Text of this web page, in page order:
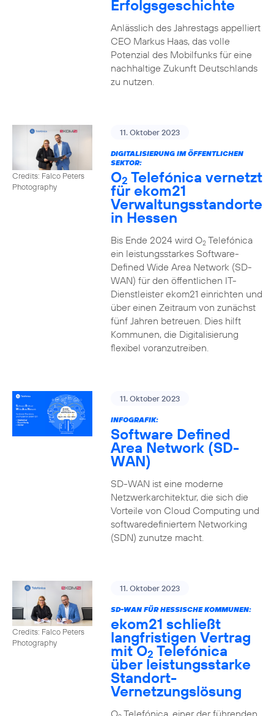
Erfolgsgeschichte
Anlässlich des Jahrestags appelliert
CEO Markus Haas, das volle
Potenzial des Mobilfunks für eine
nachhaltige Zukunft Deutschlands
zu nutzen.
Credits: Falco Peters
Photography
11. Oktober 2023
DIGITALISIERUNG IM ÖFFENTLICHEN
SEKTOR:
O2 Telefónica vernetzt
für ekom21
Verwaltungsstandorte
in Hessen
Bis Ende 2024 wird O2Telefónica
ein leistungsstarkes Software-
Defined Wide Area Network (SD-
WAN) für den öffentlichen IT-
Dienstleister ekom21 einrichten und
über einen Zeitraum von zunächst
fünf Jahren betreuen. Dies hilft
Kommunen, die Digitalisierung
flexibel voranzutreiben.
11. Oktober 2023
INFOGRAFIK:
Software Defined
Area Network (SD-
WAN)
SD-WAN ist eine moderne
Netzwerkarchitektur, die sich die
Vorteile von Cloud Computing und
softwaredefiniertem Networking
(SDN) zunutze macht.
Credits: Falco Peters
Photography
11. Oktober 2023
SD-WAN FÜR HESSISCHE KOMMUNEN:
ekom21 schließt
langfristigen Vertrag
mit O2 Telefónica
über leistungsstarke
Standort-
Vernetzungslösung
O Telefónica, einer der führenden